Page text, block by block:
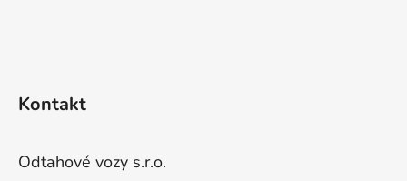
Kontakt
Odtahové vozy s.r.o.